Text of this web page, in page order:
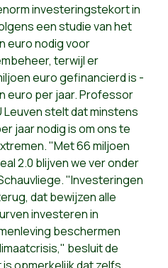
investeringstekort in
een studie van het
euro nodig voor
terwijl er
euro gefinancierd is -
euro per jaar. Professor
Leuven stelt dat minstens
jaar nodig is om ons te
"Met 66 miljoen
2.0 blijven we ver onder
"Investeringen
dat bewijzen alle
investeren in
beschermen
besluit de
opmerkelijk dat zelfs